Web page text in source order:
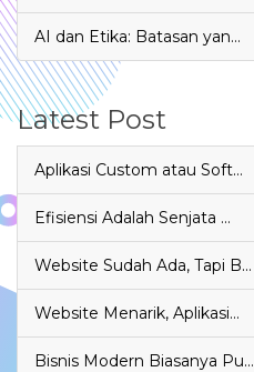
AI dan Etika: Batasan yan…
Latest Post
Aplikasi Custom atau Soft…
Efisiensi Adalah Senjata …
Website Sudah Ada, Tapi B…
Website Menarik, Aplikasi…
Bisnis Modern Biasanya Pu…